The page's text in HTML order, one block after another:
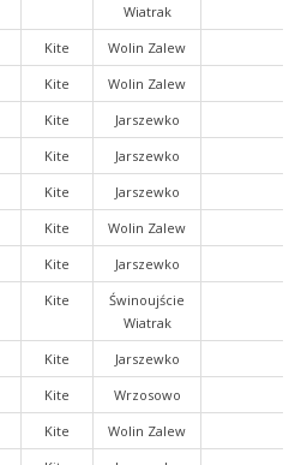
Wiatrak
Kite
Wolin Zalew
Kite
Wolin Zalew
Kite
Jarszewko
Kite
Jarszewko
Kite
Jarszewko
Kite
Wolin Zalew
Kite
Jarszewko
Kite
Świnoujście
Wiatrak
Kite
Jarszewko
Kite
Wrzosowo
Kite
Wolin Zalew